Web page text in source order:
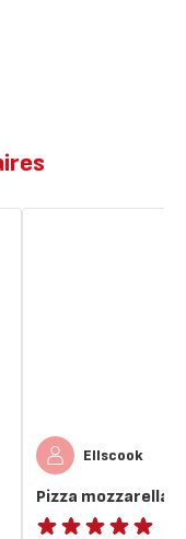
Ellscook
Pizza mozzarella